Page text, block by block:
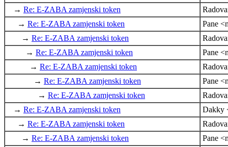
→ Re: E-ZABA zamjenski token
→ Re: E-ZABA zamjenski token
Pane
→ Re: E-ZABA zamjenski token
→ Re: E-ZABA zamjenski token
Pane
→ Re: E-ZABA zamjenski token
→ Re: E-ZABA zamjenski token
Pane
→ Re: E-ZABA zamjenski token
→ Re: E-ZABA zamjenski token
Dakky
→ Re: E-ZABA zamjenski token
→ Re: E-ZABA zamjenski token
Pane